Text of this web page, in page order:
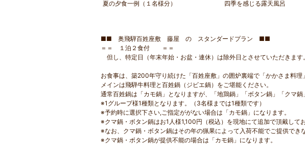
夏の夕食一例（１名様分） 四季を感じる露天風呂
■■ 奥飛騨百姓座敷 藤屋 の スタンダードプラン ■■
＝＝ １泊２食付 ＝＝
但し、特定日（年末年始・お盆・連休）は除外日とさせていただきます。
お食事は、築200年守り続けた「百姓座敷」の囲炉裏端で「かかさま料理
メインは飛騨牛料理と百姓鍋（ジビエ鍋）をご堪能ください。
通常百姓鍋は「カモ鍋」となりますが、「地鶏鍋」「ボタン鍋」「クマ
※1グループ様1種類となります。（3名様までは1種類です）
※予約時に選択下さい,ご指定ががない場合は「カモ鍋」になります。
※クマ鍋・ボタン鍋はお1人様1,100円（税込）を現地にて追加で頂戴してお
※なお、クマ鍋・ボタン鍋はその年の猟果によって入荷不能でご提供でき
※クマ鍋・ボタン鍋が提供不能の場合は「カモ鍋」になります。